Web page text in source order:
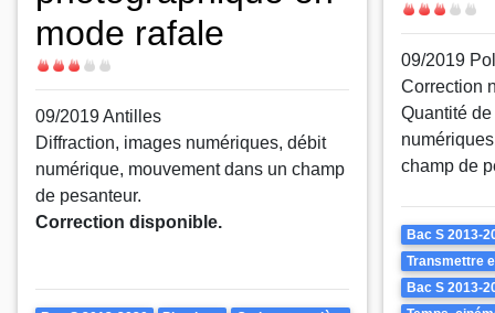
Difficulté
09/2019
Correction
Quantité
champ de
Theme
Bac S 2013-
Transmettre
Bac S 2013-
mode rafale
Difficulté
09/2019 Antilles
Diffraction, images numériques, débit
numérique, mouvement dans un champ
de pesanteur.
Correction disponible.